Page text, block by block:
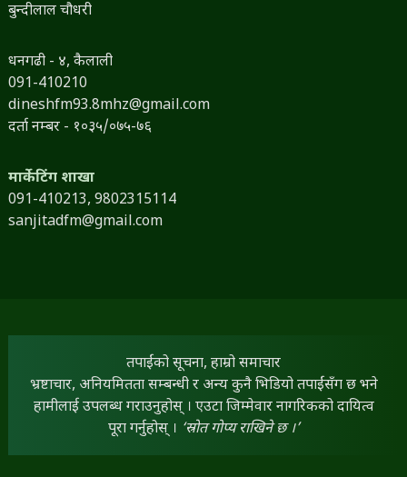
बुन्दीलाल चौधरी
धनगढी - ४, कैलाली
091-410210
dineshfm93.8mhz@gmail.com
दर्ता नम्बर - १०३५/०७५-७६
मार्केटिंग शाखा
091-410213, 9802315114
sanjitadfm@gmail.com
तपाईंको सूचना, हाम्रो समाचार
भ्रष्टाचार, अनियमितता सम्बन्धी र अन्य कुनै भिडियो तपाईंसँग छ भने
हामीलाई उपलब्ध गराउनुहोस् । एउटा जिम्मेवार नागरिकको दायित्व
पूरा गर्नुहोस् । ‘स्रोत गोप्य राखिने छ ।’